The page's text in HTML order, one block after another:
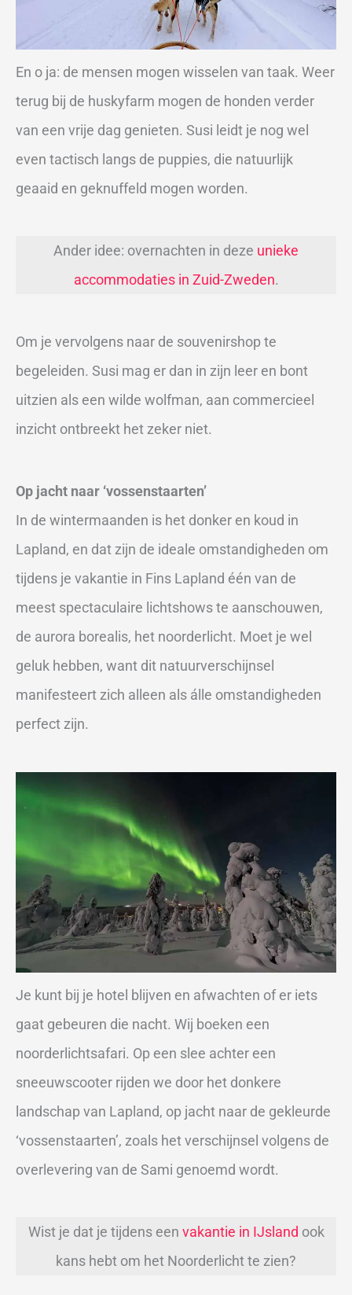
En o ja: de mensen mogen wisselen van taak. Weer
terug bij de huskyfarm mogen de honden verder
van een vrije dag genieten. Susi leidt je nog wel
even tactisch langs de puppies, die natuurlijk
geaaid en geknuffeld mogen worden.
Ander idee: overnachten in deze unieke
accommodaties in Zuid-Zweden.
Om je vervolgens naar de souvenirshop te
begeleiden. Susi mag er dan in zijn leer en bont
uitzien als een wilde wolfman, aan commercieel
inzicht ontbreekt het zeker niet.
Op jacht naar ‘vossenstaarten’
In de wintermaanden is het donker en koud in
Lapland, en dat zijn de ideale omstandigheden om
tijdens je vakantie in Fins Lapland één van de
meest spectaculaire lichtshows te aanschouwen,
de aurora borealis, het noorderlicht. Moet je wel
geluk hebben, want dit natuurverschijnsel
manifesteert zich alleen als álle omstandigheden
perfect zijn.
Je kunt bij je hotel blijven en afwachten of er iets
gaat gebeuren die nacht. Wij boeken een
noorderlichtsafari. Op een slee achter een
sneeuwscooter rijden we door het donkere
landschap van Lapland, op jacht naar de gekleurde
‘vossenstaarten’, zoals het verschijnsel volgens de
overlevering van de Sami genoemd wordt.
Wist je dat je tijdens een vakantie in IJsland ook
kans hebt om het Noorderlicht te zien?